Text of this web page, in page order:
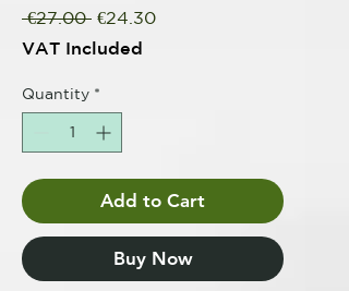
€27.00 Regular
Price
€24.30Sale
VAT Included
Quantity *
Add to Cart
Buy Now